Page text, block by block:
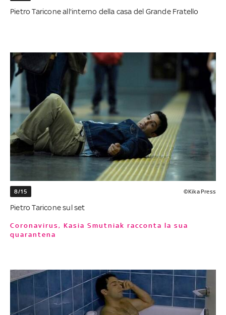
Pietro Taricone all'interno della casa del Grande Fratello
8/15 ©Kika Press
Pietro Taricone sul set
Coronavirus, Kasia Smutniak racconta la sua
quarantena